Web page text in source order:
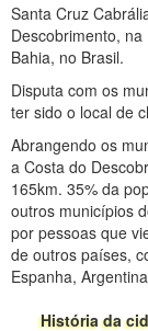
Santa Cruz
Descobrimento,
Bahia, no Brasil.
Disputa com os
ter sido o local de
Abrangendo os
a Costa do
165km. 35% da
outros municípios
por pessoas que
de outros países,
Espanha,
História da